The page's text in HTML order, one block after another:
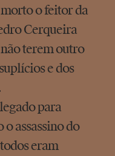
o feitor da
Cerqueira
terem outro
e dos
para
assassino do
eram